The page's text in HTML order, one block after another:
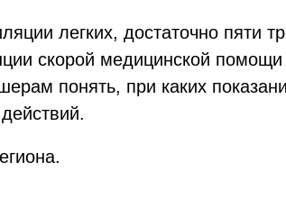
легких, достаточно пяти
скорой медицинской
понять, при каких